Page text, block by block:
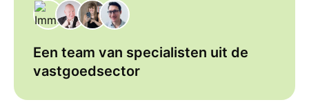
Een team van specialisten uit de
vastgoedsector